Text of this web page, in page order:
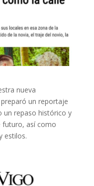
nueva
un reportaje
un repaso histórico y
futuro, así como
estilos.